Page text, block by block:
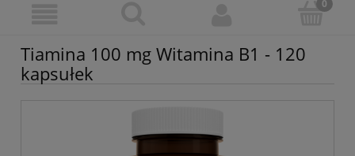
Tiamina 100 mg Witamina B1 - 120
kapsułek